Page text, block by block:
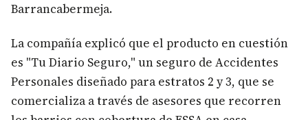
Barrancabermeja.
La compañía explicó que el producto en cuestión
es "Tu Diario Seguro," un seguro de Accidentes
Personales diseñado para estratos 2 y 3, que se
comercializa a través de asesores que recorren